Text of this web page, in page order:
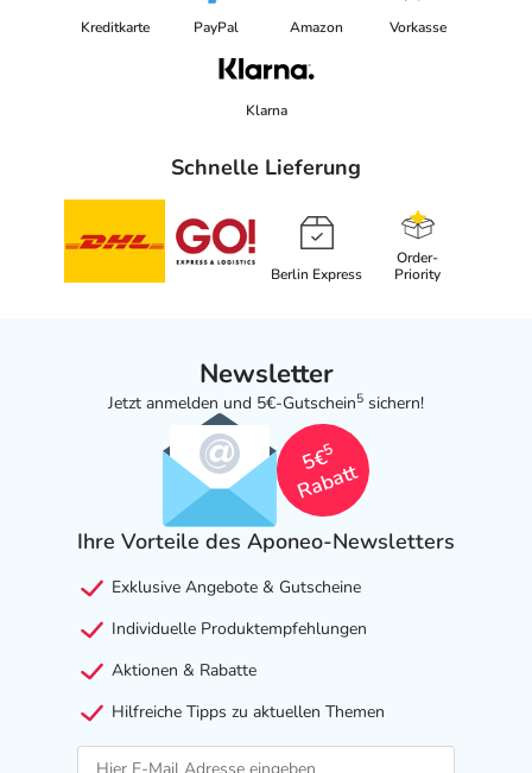
Kreditkarte PayPal Amazon Vorkasse
Klarna
Schnelle Lieferung
Berlin Express
Order-
Priority
Newsletter
Jetzt anmelden und 5€-Gutschein5 sichern!
5€
5
Rabatt
Ihre Vorteile des Aponeo-Newsletters
Exklusive Angebote & Gutscheine
Individuelle Produktempfehlungen
Aktionen & Rabatte
Hilfreiche Tipps zu aktuellen Themen